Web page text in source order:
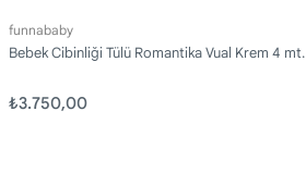
funnababy
Bebek Cibinliği Tülü Romantika Vual Krem 4 mt.
₺3.750,00